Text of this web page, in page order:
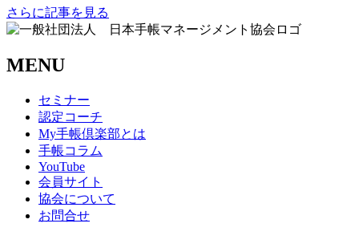
さらに記事を見る
MENU
セミナー
認定コーチ
My手帳倶楽部とは
手帳コラム
YouTube
会員サイト
協会について
お問合せ